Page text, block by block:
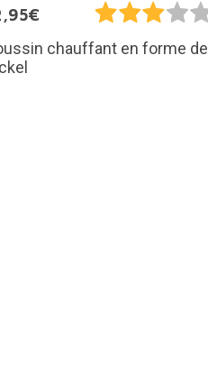
chauffant en forme de